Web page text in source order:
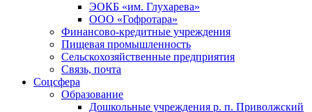
ЭОКБ «им. Глухарева»
ООО «Гофротара»
Финансово-кредитные учреждения
Пищевая промышленность
Сельскохозяйственные предприятия
Связь, почта
Соцсфера
Образование
Дошкольные учреждения р. п. Приволжский